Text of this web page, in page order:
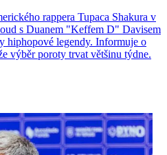
rappera Tupaca Shakura v
s Duanem "Keffem D" Davisem
hiphopové legendy. Informuje o
výběr poroty trvat většinu týdne.